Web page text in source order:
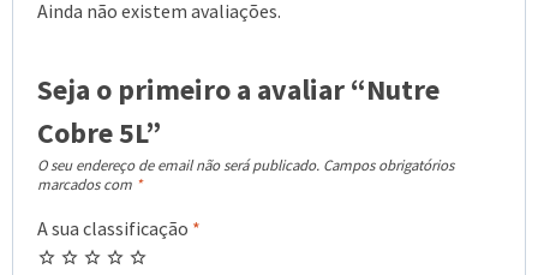
Ainda não existem avaliações.
Seja o primeiro a avaliar “Nutre
Cobre 5L”
O seu endereço de email não será publicado. Campos obrigatórios
marcados com *
A sua classificação *